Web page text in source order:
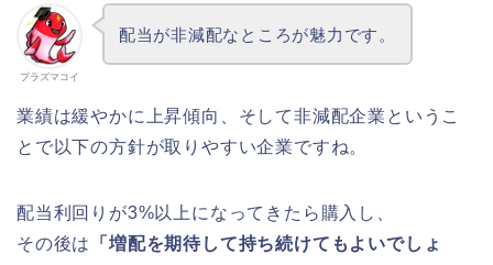
プラズマコイ
配当が非減配なところが魅力です。
業績は緩やかに上昇傾向、そして非減配企業というこ
とで以下の方針が取りやすい企業ですね。
配当利回りが3%以上になってきたら購入し、
その後は
「増配を期待して持ち続けてもよいでしょ